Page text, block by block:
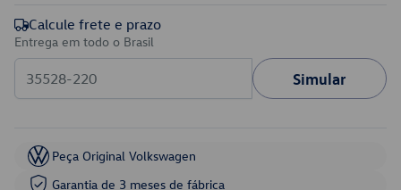
Calcule frete e prazo
Entrega em todo o Brasil
Simular
Peça Original Volkswagen
Garantia de 3 meses de fábrica